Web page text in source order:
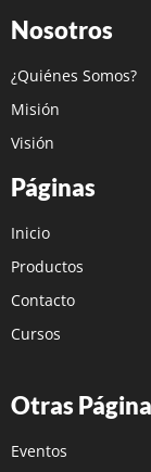
Nosotros
¿Quiénes Somos?
Misión
Visión
Páginas
Inicio
Productos
Contacto
Cursos
Otras
Eventos